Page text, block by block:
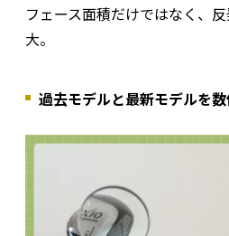
フェース面積だけではなく、
大。
過去モデルと最新モデルを